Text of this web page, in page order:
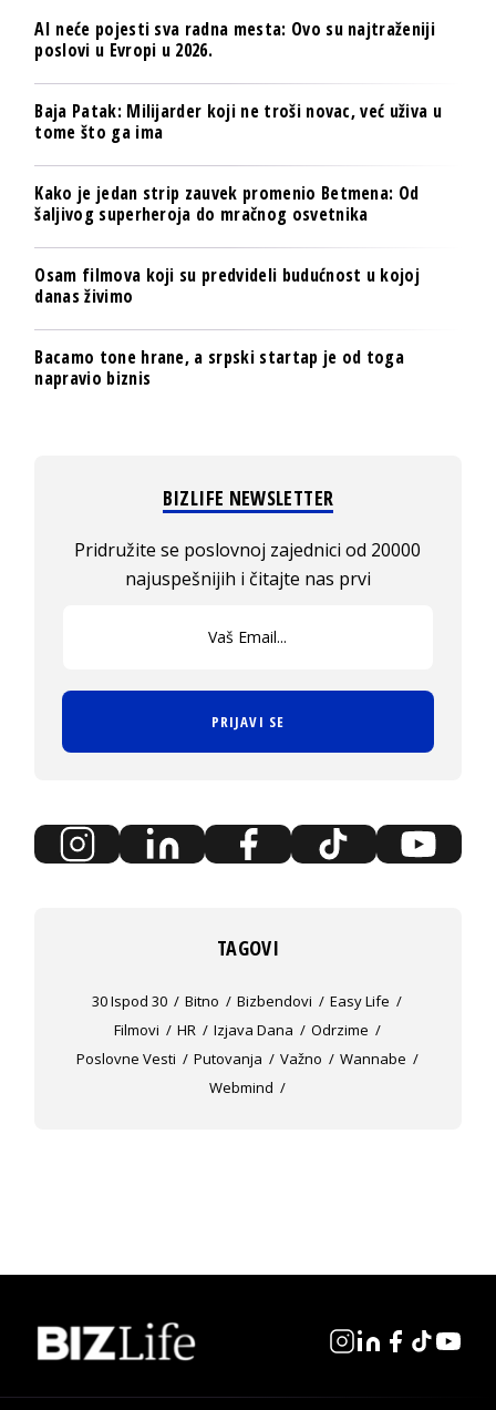
AI neće pojesti sva radna mesta: Ovo su najtraženiji
poslovi u Evropi u 2026.
Baja Patak: Milijarder koji ne troši novac, već uživa u
tome što ga ima
Kako je jedan strip zauvek promenio Betmena: Od
šaljivog superheroja do mračnog osvetnika
Osam filmova koji su predvideli budućnost u kojoj
danas živimo
Bacamo tone hrane, a srpski startap je od toga
napravio biznis
BIZLIFE NEWSLETTER
Pridružite se poslovnoj zajednici od 20000
najuspešnijih i čitajte nas prvi
PRIJAVI SE
TAGOVI
30 Ispod 30 Bitno Bizbendovi
Easy Life
Filmovi
HR Izjava Dana
Odrzime
Poslovne Vesti
Putovanja Važno
Wannabe
Webmind